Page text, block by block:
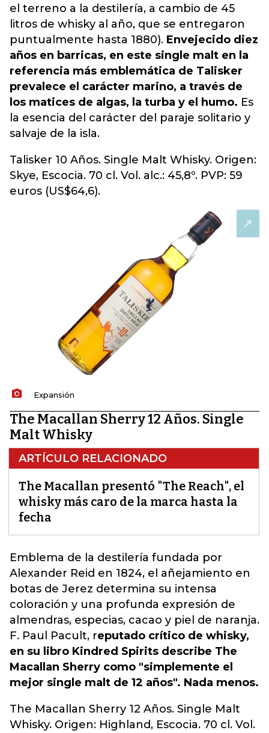
el terreno a la destilería, a cambio de 45
litros de whisky al año, que se entregaron
puntualmente hasta 1880). Envejecido diez
años en barricas, en este single malt en la
referencia más emblemática de Talisker
prevalece el carácter marino, a través de
los matices de algas, la turba y el humo. Es
la esencia del carácter del paraje solitario y
salvaje de la isla.
Talisker 10 Años. Single Malt Whisky. Origen:
Skye, Escocia. 70 cl. Vol. alc.: 45,8º. PVP: 59
euros (US$64,6).
Expansión
The Macallan Sherry 12 Años. Single
Malt Whisky
ARTÍCULO RELACIONADO
The Macallan presentó "The Reach", el
whisky más caro de la marca hasta la
fecha
Emblema de la destilería fundada por
Alexander Reid en 1824, el añejamiento en
botas de Jerez determina su intensa
coloración y una profunda expresión de
almendras, especias, cacao y piel de naranja.
F. Paul Pacult, reputado crítico de whisky,
en su libro Kindred Spirits describe The
Macallan Sherry como "simplemente el
mejor single malt de 12 años". Nada menos.
The Macallan Sherry 12 Años. Single Malt
Whisky. Origen: Highland, Escocia. 70 cl. Vol.